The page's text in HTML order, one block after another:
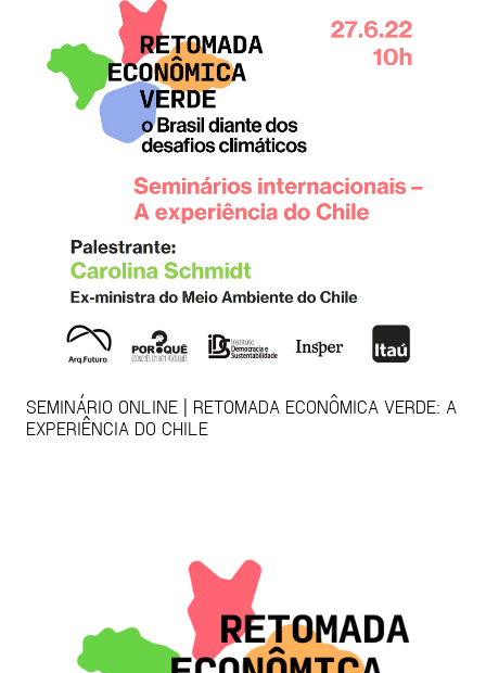
SEMINÁRIO ONLINE | RETOMADA ECONÔMICA VERDE: A
EXPERIÊNCIA DO CHILE